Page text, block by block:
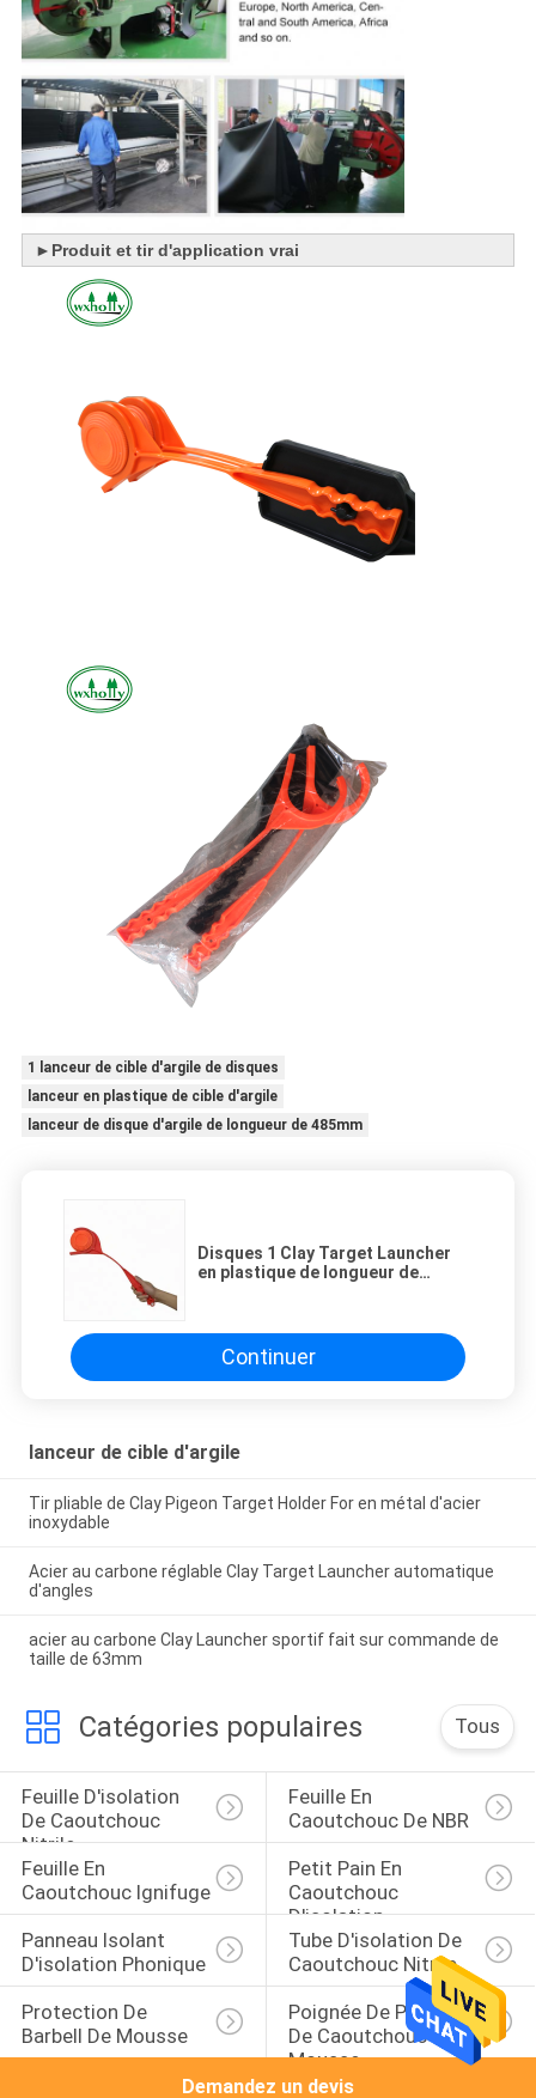
► Produit et tir d'application vrai
1 lanceur de cible d'argile de disques
lanceur en plastique de cible d'argile
lanceur de disque d'argile de longueur de 485mm
Disques 1 Clay Target Launcher
en plastique de longueur de
Continuer
lanceur de cible d'argile
Tir pliable de Clay Pigeon Target Holder For en métal d'acier
inoxydable
Acier au carbone réglable Clay Target Launcher automatique
d'angles
acier au carbone Clay Launcher sportif fait sur commande de
taille de 63mm
Catégories populaires Tous
Feuille D'isolation
De Caoutchouc
Nitrile
Feuille En
Caoutchouc De NBR
Feuille En
Caoutchouc Ignifuge
Petit Pain En
Caoutchouc
D'isolation
Panneau Isolant
D'isolation Phonique
Tube D'isolation De
Caoutchouc Nitrile
Protection De
Barbell De Mousse
Poignée De Poignée
De Caoutchouc
Mousse
Demandez un devis